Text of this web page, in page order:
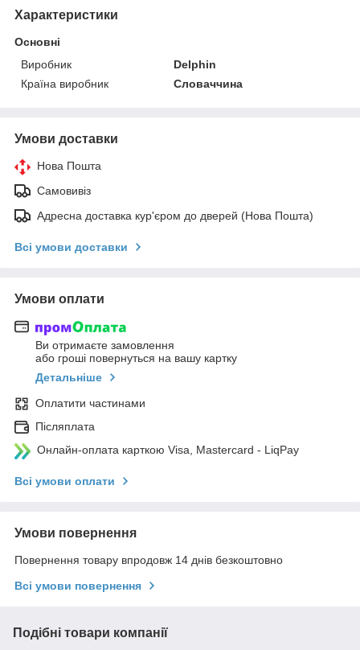
Характеристики
Основні
Виробник
Delphin
Країна виробник
Словаччина
Умови доставки
Нова Пошта
Самовивіз
Адресна доставка кур'єром до дверей (Нова Пошта)
Всі умови доставки
Умови оплати
Ви отримаєте замовлення
або гроші повернуться на вашу картку
Детальніше
Оплатити частинами
Післяплата
Онлайн-оплата карткою Visa, Mastercard - LiqPay
Всі умови оплати
Умови повернення
Повернення товару впродовж 14 днів безкоштовно
Всі умови повернення
Подібні товари компанії